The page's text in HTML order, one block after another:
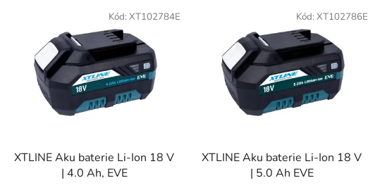
XTLINE Aku baterie Li-Ion 18 V
| 4.0 Ah, EVE
Kód: XT102784E
XTLINE Aku baterie Li-Ion 18 V
| 5.0 Ah EVE
Kód: XT102786E